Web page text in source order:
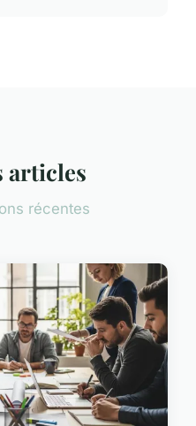
articles
récentes